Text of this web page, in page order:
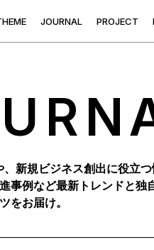
HEME JOURNAL PROJECT
新規ビジネス創出に役立つ
事例など最新トレンドと独
をお届け。